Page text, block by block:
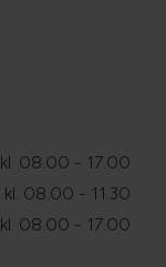
kl. 08.00 - 17.00
kl. 08.00 - 11.30
kl. 08.00 - 17.00